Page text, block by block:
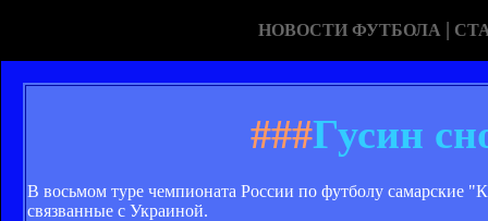
НОВОСТИ ФУТБОЛА |
###Гусин
В восьмом туре чемпионата России по футболу самарские
связванные с Украиной.